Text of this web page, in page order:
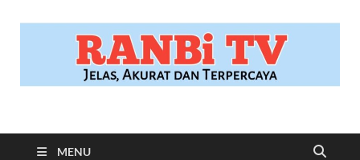
RANBITV.COM
MENU